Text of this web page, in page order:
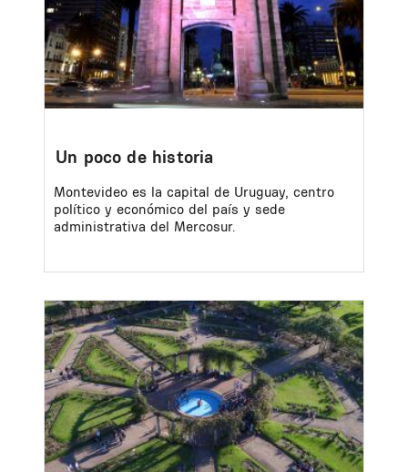
Un poco de historia
Montevideo es la capital de Uruguay, centro
político y económico del país y sede
administrativa del Mercosur.
Image